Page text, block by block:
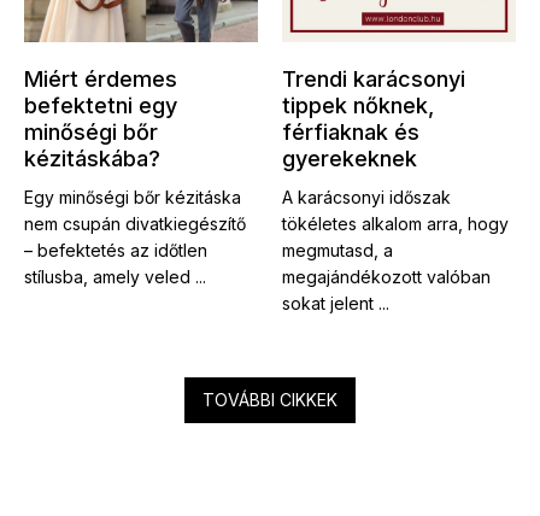
Miért érdemes
befektetni egy
minőségi bőr
kézitáskába?
Egy minőségi bőr kézitáska
nem csupán divatkiegészítő
– befektetés az időtlen
stílusba, amely veled ...
Trendi karácsonyi
tippek nőknek,
férfiaknak és
gyerekeknek
A karácsonyi időszak
tökéletes alkalom arra, hogy
megmutasd, a
megajándékozott valóban
sokat jelent ...
TOVÁBBI CIKKEK